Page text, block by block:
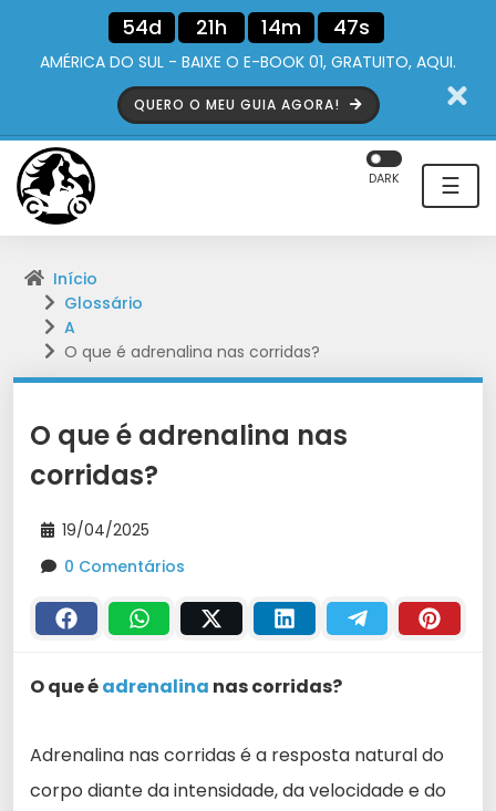
54d 21h 14m 46s
AMÉRICA DO SUL - BAIXE O E-BOOK 01, GRATUITO, AQUI.
QUERO O MEU GUIA AGORA!
☰
DARK
Início
Glossário
A
O que é adrenalina nas corridas?
O que é adrenalina nas
corridas?
19/04/2025
0 Comentários
O que éadrenalina nas corridas?
Adrenalina nas corridas é a resposta natural do
corpo diante da intensidade, da velocidade e do